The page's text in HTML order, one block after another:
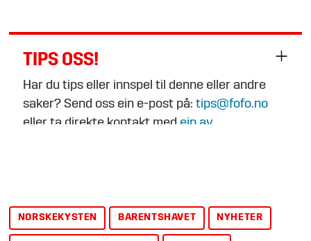
TIPS OSS!
Har du tips eller innspel til denne eller andre
saker? Send oss ein e-post på:tips@fofo.no
eller ta direkte kontakt med ein av
NORSKEKYSTEN BARENTSHAVET NYHETER